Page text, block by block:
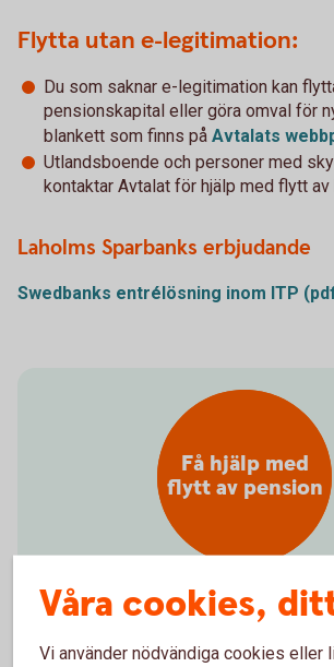
Flytta utan e-legitimation:
Du som saknar e-legitimation kan
pensionskapital eller göra omval för
blankett som finns på Avtalats
Utlandsboende och personer med
kontaktar Avtalat för hjälp med flytt
Laholms Sparbanks erbjudande
Swedbanks entrélösning inom ITP
Hjälp att flytta
Få hjälp med
flytt av pension
Våra cookies,
Vi använder nödvändiga cookies eller